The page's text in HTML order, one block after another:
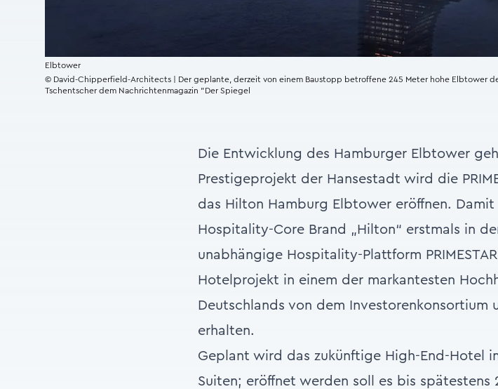
Elbtower
© David-Chipperfield-Architects | Der geplante, derzeit von einem Baustopp betroffene 245 Meter hohe Elbtower
Tschentscher dem Nachrichtenmagazin "Der Spiegel
Die Entwicklung des Hamburger Elbtower
Prestigeprojekt der Hansestadt wird die
das Hilton Hamburg Elbtower eröffnen.
Hospitality-Core Brand „Hilton“ erstmals in
unabhängige Hospitality-Plattform
Hotelprojekt in einem der markantesten
Deutschlands von dem Investorenkonsortium
erhalten.
Geplant wird das zukünftige High-End-Hotel
Suiten; eröffnet werden soll es bis spätestens